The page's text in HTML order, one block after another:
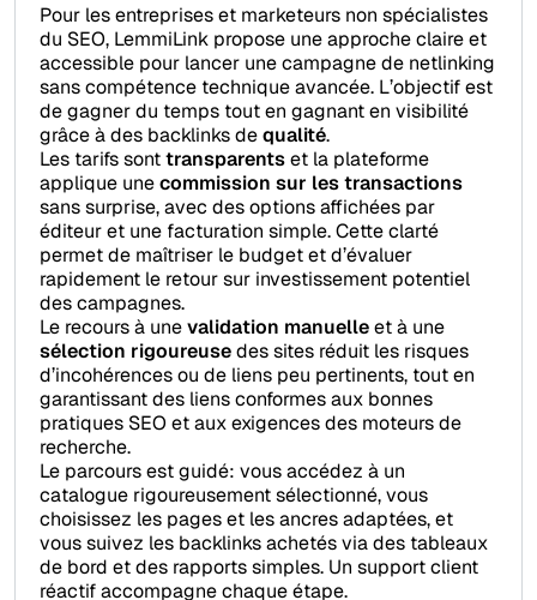
Pour les entreprises et marketeurs non spécialistes
du SEO, LemmiLink propose une approche claire et
accessible pour lancer une campagne de netlinking
sans compétence technique avancée. L’objectif est
de gagner du temps tout en gagnant en visibilité
grâce à des backlinks dequalité.
Les tarifs sonttransparentset la plateforme
applique unecommission sur les transactions
sans surprise, avec des options affichées par
éditeur et une facturation simple. Cette clarté
permet de maîtriser le budget et d’évaluer
rapidement le retour sur investissement potentiel
des campagnes.
Le recours à unevalidation manuelleet à une
sélection rigoureusedes sites réduit les risques
d’incohérences ou de liens peu pertinents, tout en
garantissant des liens conformes aux bonnes
pratiques SEO et aux exigences des moteurs de
recherche.
Le parcours est guidé: vous accédez à un
catalogue rigoureusement sélectionné, vous
choisissez les pages et les ancres adaptées, et
vous suivez les backlinks achetés via des tableaux
de bord et des rapports simples. Un support client
réactif accompagne chaque étape.